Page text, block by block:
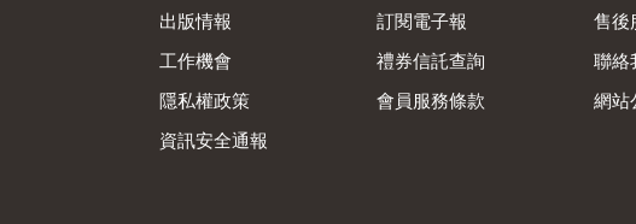
出版情報
工作機會
隱私權政策
資訊安全通報
訂閱電子報
禮券信託查詢
會員服務條款
售後
聯絡
網站